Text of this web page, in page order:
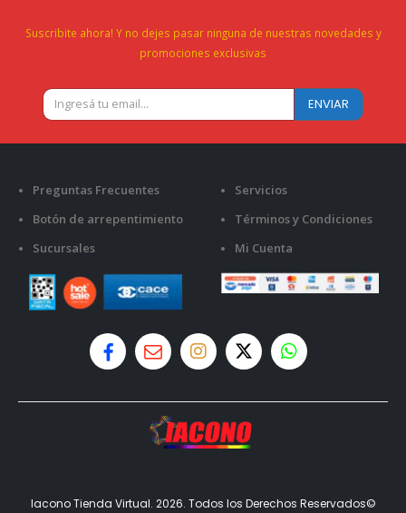
Suscribite ahora! Y no dejes pasar ninguna de nuestras novedades y
promociones exclusivas
Preguntas Frecuentes
Botón de arrepentimiento
Sucursales
Servicios
Términos y Condiciones
Mi Cuenta
Iacono Tienda Virtual. 2026. Todos los Derechos Reservados©